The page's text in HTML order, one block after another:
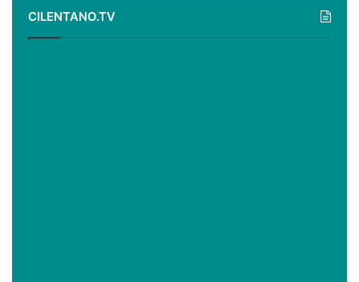
CILENTANO.TV